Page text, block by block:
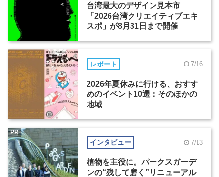
台湾最大のデザイン見本市
「2026台湾クリエイティブエキ
スポ」が8月31日まで開催
レポート 7/16
2026年夏休みに行ける、おすす
めのイベント10選：そのほかの
地域
インタビュー 7/13
植物を主役に。パークスガーデ
ンの“残して磨く”リニューアル
PR